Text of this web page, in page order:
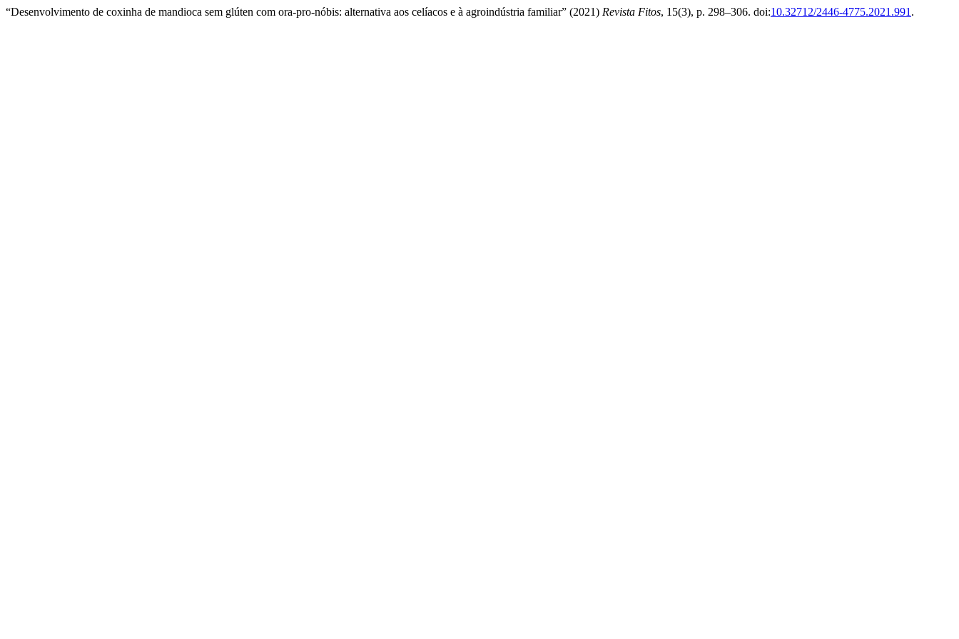
“Desenvolvimento de coxinha de mandioca sem glúten com ora-pro-nóbis: alternativa aos celíacos e à agroindústria familiar” (2021) Revista Fitos, 15(3), p. 298–306. doi:10.32712/2446-4775.2021.991 .